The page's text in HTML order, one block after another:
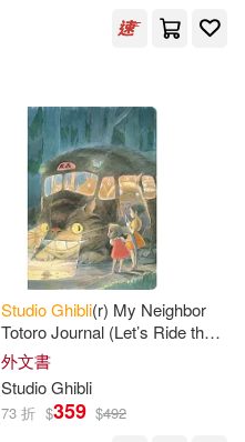
StudioGhibli(r) My Neighbor
Totoro Journal (Let’s Ride the
Cat Bus)
外文書
StudioGhibli
73 折 $359 $492